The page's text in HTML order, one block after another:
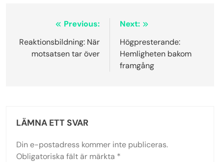
Inläggsnavigering
Previous:
Reaktionsbildning: När
motsatsen tar över
Next:
Högpresterande:
Hemligheten bakom
framgång
LÄMNA ETT SVAR
Din e-postadress kommer inte publiceras.
Obligatoriska fält är märkta *